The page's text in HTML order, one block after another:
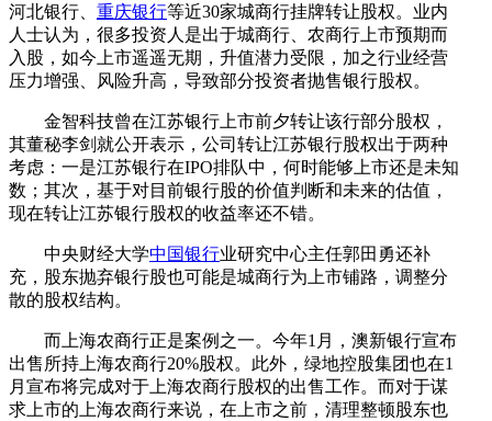
河北银行、 重庆银行等近30家城商行挂牌转让股权。业内
人士认为，很多投资人是出于城商行、农商行上市预期而
入股，如今上市遥遥无期，升值潜力受限，加之行业经营
压力增强、风险升高，导致部分投资者抛售银行股权。
金智科技曾在江苏银行上市前夕转让该行部分股权，
其董秘李剑就公开表示，公司转让江苏银行股权出于两种
考虑：一是江苏银行在IPO排队中，何时能够上市还是未知
数；其次，基于对目前银行股的价值判断和未来的估值，
现在转让江苏银行股权的收益率还不错。
中央财经大学中国银行业研究中心主任郭田勇还补
充，股东抛弃银行股也可能是城商行为上市铺路，调整分
散的股权结构。
而上海农商行正是案例之一。今年1月，澳新银行宣布
出售所持上海农商行20%股权。此外，绿地控股集团也在1
月宣布将完成对于上海农商行股权的出售工作。而对于谋
求上市的上海农商行来说，在上市之前，清理整顿股东也